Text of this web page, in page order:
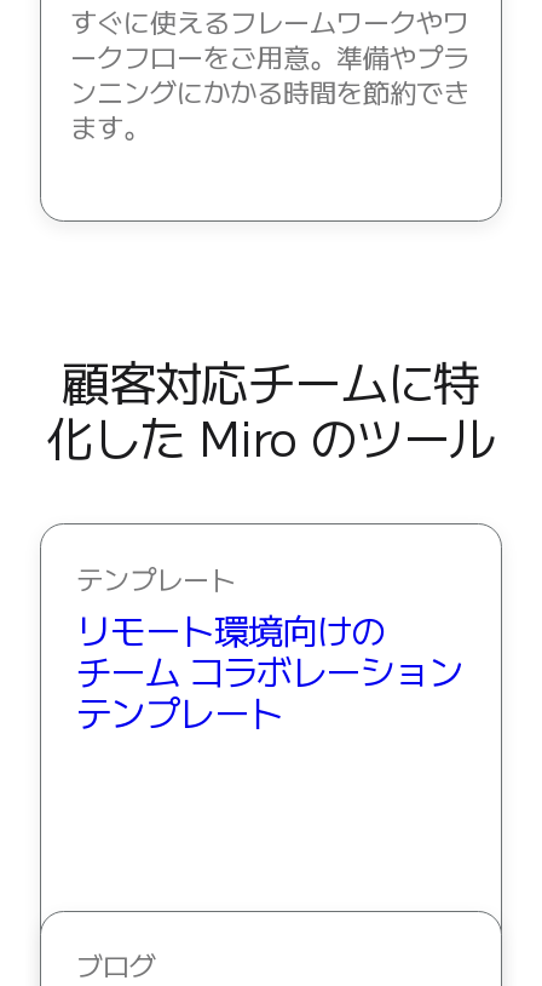
すぐに使えるフレームワークやワ
ークフローをご用意。準備やプラ
ンニングにかかる時間を節約でき
ます。
顧客対応チームに特
化した Miro のツール
テンプレート
リモート環境向けの
チーム コラボレーション
テンプレート
ブログ